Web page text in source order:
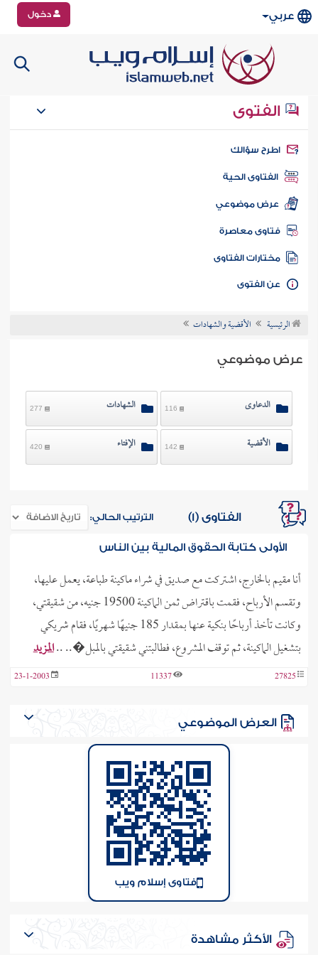
عربي دخول
الفتوى
سؤالك
الفتاوى الحية
عرض موضوعي
فتاوى معاصرة
مختارات الفتاوى
الفتوى
الرئيسية الأقضية والشهادات
عرض موضوعي
الدعاوى الشهادات 277
الأقضية الإفتاء 420
الفتاوى (1) الترتيب الحالي:
الأولى كتابة الحقوق المالية بين الناس
أنا مقيم بالخارج، اشتركت مع صديق في شراء ماكينة طباعة، يعمل عليها،
وتقسم الأرباح، فقمت باقتراض ثمن الماكينة 19500 جنيه، من شقيقتي،
وكانت تأخذ أرباحًا بنكية عنها بمقدار 185 جنيهًا شهريًا، فقام شريكي
بتشغيل الماكينة، ثم توقف المشروع، فطالبتني شقيقتي بالمبل�.. ..المزيد
27825
11337
23-1-2003
العرض الموضوعي
فتاوى إسلام ويب
الأكثر مشاهدة